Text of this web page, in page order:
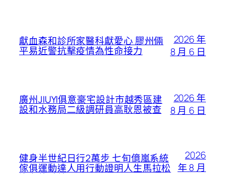
獻血森和診所家醫科獻愛心 膠州倆
平易近警抗擊疫情為性命接力
2026 年
8 月 6 日
廣州JIUYI俱意豪宅設計市越秀區建
設和水務局二級調研員高耿恩被查
2026 年
8 月 6 日
健身半世紀日行2萬步 七旬億嵐系統
傢俱運動達人用行動證明人生馬拉松
2026
年 8 月